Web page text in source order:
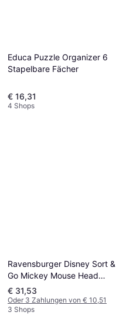
Educa Puzzle Organizer 6
Stapelbare Fächer
€ 16,31
4 Shops
Ravensburger Disney Sort &
Go Mickey Mouse Head
Shaped Sorting Trays
€ 31,53
Oder 3 Zahlungen von € 10,51
3 Shops